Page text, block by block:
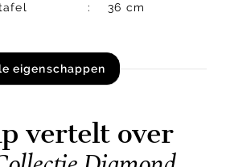
36 cm
eigenschappen
vertelt over